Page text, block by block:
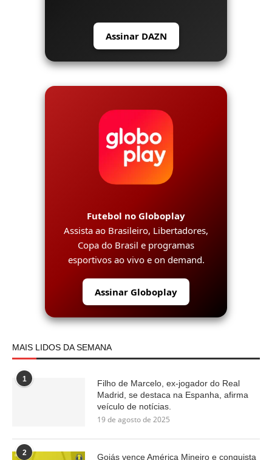
Assinar DAZN
Futebol no Globoplay
Assista ao Brasileiro, Libertadores,
Copa do Brasil e programas
esportivos ao vivo e on demand.
Assinar Globoplay
MAIS LIDOS DA SEMANA
1
Filho de Marcelo, ex-jogador do Real
Madrid, se destaca na Espanha, afirma
veículo de notícias.
19 de agosto de 2025
2 Goiás vence América Mineiro e conquista